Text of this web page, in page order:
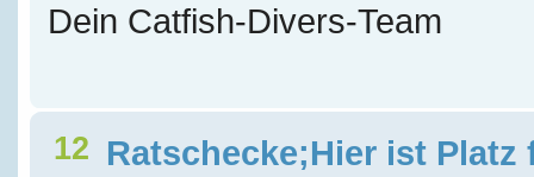
Dein Catfish-Divers-Team
12 Ratschecke;Hier ist